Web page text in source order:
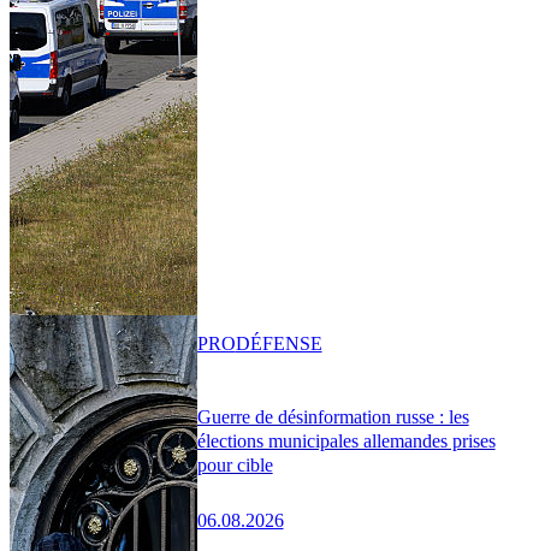
Guerre de désinformation russe : les
élections municipales allemandes prises
pour cible
06.08.2026
PRODÉFENSE